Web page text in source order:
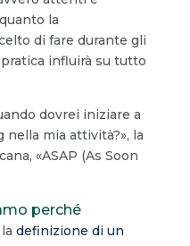
la
di fare durante gli
influirà su tutto
dovrei iniziare a
mia attività?», la
«ASAP (As Soon
perché
definizione di un